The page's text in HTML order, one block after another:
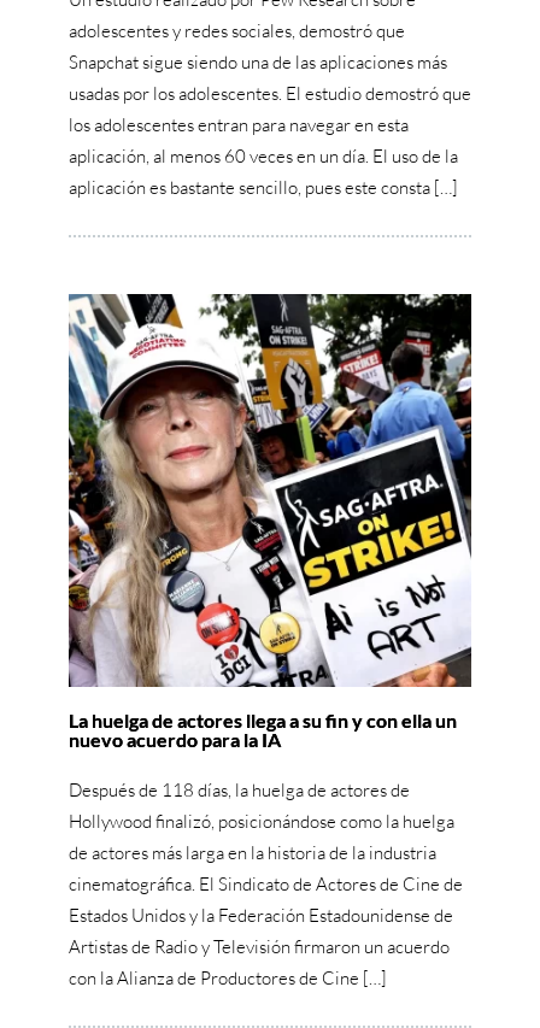
adolescentes y redes sociales, demostró que
Snapchat sigue siendo una de las aplicaciones más
usadas por los adolescentes. El estudio demostró que
los adolescentes entran para navegar en esta
aplicación, al menos 60 veces en un día. El uso de la
aplicación es bastante sencillo, pues este consta […]
La huelga de actores llega a su fin y con ella un
nuevo acuerdo para la IA
Después de 118 días, la huelga de actores de
Hollywood finalizó, posicionándose como la huelga
de actores más larga en la historia de la industria
cinematográfica. El Sindicato de Actores de Cine de
Estados Unidos y la Federación Estadounidense de
Artistas de Radio y Televisión firmaron un acuerdo
con la Alianza de Productores de Cine […]